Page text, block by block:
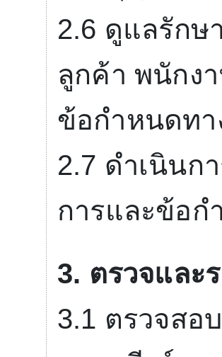
2.6 ดูแลรักษ
ลูกค้า พนักง
ข้อกำหนดท
2.7 ดำเนินก
การและข้อก
3. ตรวจและ
3.1 ตรวจสอ